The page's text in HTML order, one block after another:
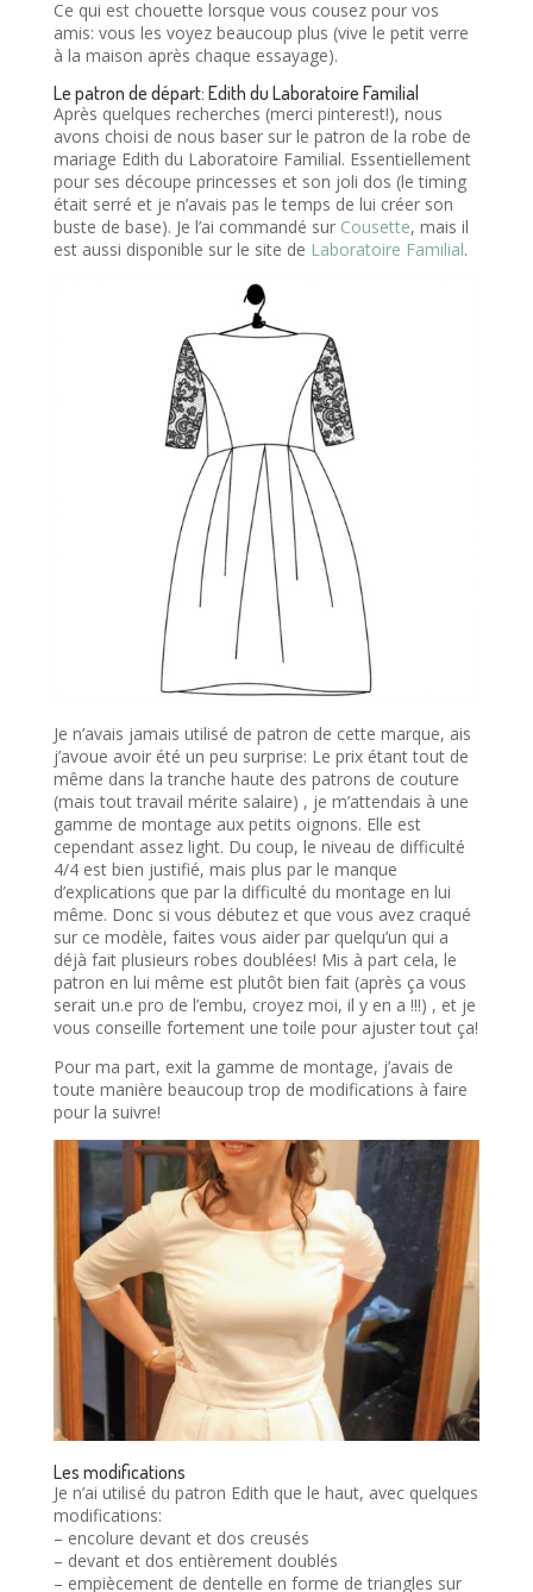
Ce qui est chouette lorsque vous cousez pour vos
amis: vous les voyez beaucoup plus (vive le petit verre
à la maison après chaque essayage).
Le patron de départ: Edith du Laboratoire Familial
Après quelques recherches (merci pinterest!), nous
avons choisi de nous baser sur le patron de la robe de
mariage Edith du Laboratoire Familial. Essentiellement
pour ses découpe princesses et son joli dos (le timing
était serré et je n’avais pas le temps de lui créer son
buste de base). Je l’ai commandé sur Cousette, mais il
est aussi disponible sur le site de Laboratoire Familial.
Je n’avais jamais utilisé de patron de cette marque, ais
j’avoue avoir été un peu surprise: Le prix étant tout de
même dans la tranche haute des patrons de couture
(mais tout travail mérite salaire) , je m’attendais à une
gamme de montage aux petits oignons. Elle est
cependant assez light. Du coup, le niveau de difficulté
4/4 est bien justifié, mais plus par le manque
d’explications que par la difficulté du montage en lui
même. Donc si vous débutez et que vous avez craqué
sur ce modèle, faites vous aider par quelqu’un qui a
déjà fait plusieurs robes doublées! Mis à part cela, le
patron en lui même est plutôt bien fait (après ça vous
serait un.e pro de l’embu, croyez moi, il y en a !!!) , et je
vous conseille fortement une toile pour ajuster tout ça!
Pour ma part, exit la gamme de montage, j’avais de
toute manière beaucoup trop de modifications à faire
pour la suivre!
Les modifications
Je n’ai utilisé du patron Edith que le haut, avec quelques
modifications:
– encolure devant et dos creusés
– devant et dos entièrement doublés
– empiècement de dentelle en forme de triangles sur